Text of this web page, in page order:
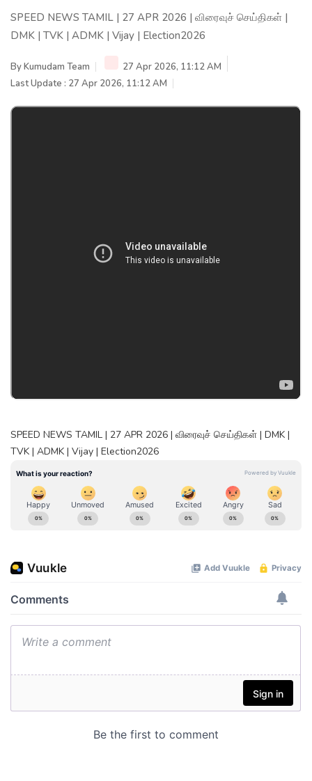
SPEED NEWS TAMIL | 27 APR 2026 | விரைவுச் செய்திகள் |
DMK | TVK | ADMK | Vijay | Election2026
ByKumudam Team
27 Apr 2026, 11:12 AM
Last Update : 27 Apr 2026, 11:12 AM
SPEED NEWS TAMIL | 27 APR 2026 | விரைவுச் செய்திகள் | DMK |
TVK | ADMK | Vijay | Election2026